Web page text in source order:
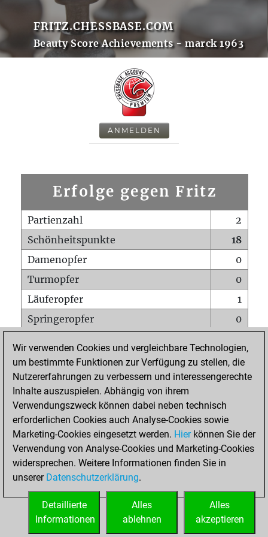
FRITZ.CHESSBASE.COM
Beauty Score Achievements - marck 1963
ANMELDEN
Erfolge gegen Fritz
Partienzahl
2
Schönheitspunkte
18
Damenopfer
0
Turmopfer
0
Läuferopfer
1
Springeropfer
0
Matt auf vollem Brett
0
Bauer setzt Matt
0
Erstickte Matts
Unterverwandlungen
Türme auf der siebten
0
STARTSEITE
Wir verwenden Cookies und vergleichbare Technologien,
um bestimmte Funktionen zur Verfügung zu stellen, die
Nutzererfahrungen zu verbessern und interessengerechte
Inhalte auszuspielen. Abhängig von ihrem
Verwendungszweck können dabei neben technisch
erforderlichen Cookies auch Analyse-Cookies sowie
Marketing-Cookies eingesetzt werden. Hierkönnen Sie der
Verwendung von Analyse-Cookies und Marketing-Cookies
widersprechen. Weitere Informationen finden Sie in
unserer Datenschutzerklärung.
Alles
akzeptieren
Alles
ablehnen
Detaillierte
Informationen